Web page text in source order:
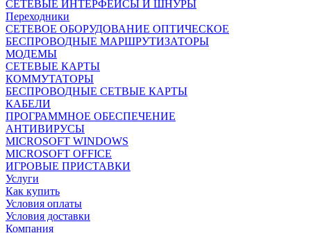
СЕТЕВЫЕ ИНТЕРФЕЙСЫ И ШНУРЫ
Переходники
СЕТЕВОЕ ОБОРУДОВАНИЕ ОПТИЧЕСКОЕ
БЕСПРОВОДНЫЕ МАРШРУТИЗАТОРЫ
МОДЕМЫ
СЕТЕВЫЕ КАРТЫ
КОММУТАТОРЫ
БЕСПРОВОДНЫЕ СЕТВЫЕ КАРТЫ
КАБЕЛИ
ПРОГРАММНОЕ ОБЕСПЕЧЕНИЕ
АНТИВИРУСЫ
MICROSOFT WINDOWS
MICROSOFT OFFICE
ИГРОВЫЕ ПРИСТАВКИ
Услуги
Как купить
Условия оплаты
Условия доставки
Компания